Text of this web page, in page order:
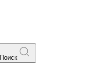
Поиск